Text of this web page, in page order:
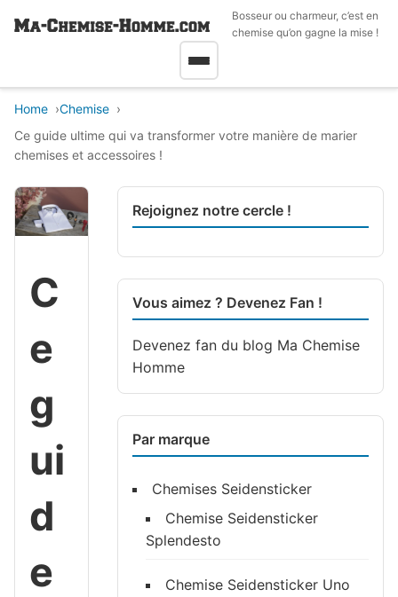
Bosseur ou charmeur, c’est en
chemise qu’on gagne la mise !
Home
Chemise
Ce guide ultime qui va transformer votre manière de marier
chemises et accessoires !
C
e
g
ui
d
e
Rejoignez notre cercle !
Vous aimez ? Devenez Fan !
Devenez fan du blog Ma Chemise
Homme
Par marque
Chemises Seidensticker
Chemise Seidensticker
Splendesto
Chemise Seidensticker Uno